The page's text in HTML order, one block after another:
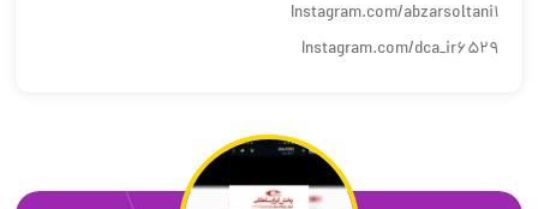
Instagram.com/abzarsoltani1
Instagram.com/dca_ir6529